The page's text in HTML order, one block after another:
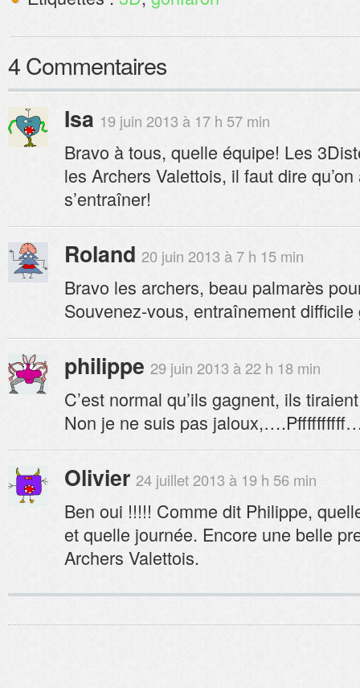
4 Commentaires
Isa 19 juin 2013 à 17 h 57 min
Bravo à tous, quelle équipe! Les
les Archers Valettois, il faut dire
s’entraîner!
Roland 20 juin 2013 à 7 h 15 min
Bravo les archers, beau palmarès
Souvenez-vous, entraînement
philippe 29 juin 2013 à 22 h 18 min
C’est normal qu’ils gagnent, ils
Non je ne suis pas
Olivier 24 juillet 2013 à 19 h 56 min
Ben oui !!!!! Comme dit Philippe,
et quelle journée. Encore une belle
Archers Valettois.